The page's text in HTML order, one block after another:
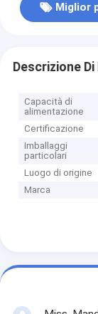
Miglior
Descrizione
Capacità di
alimentazione
Certificazione
Imballaggi
particolari
Luogo di origine
Marca